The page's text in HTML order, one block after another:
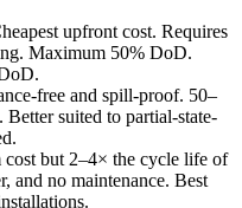
upfront cost. Requires
Maximum 50% DoD.
free and spill-proof. 50–
suited to partial-state-
cost but 2–4× the cycle life of
and no maintenance. Best